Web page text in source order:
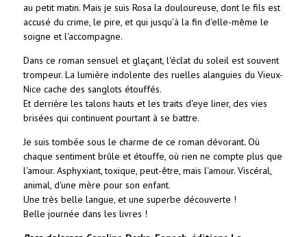
au petit matin. Mais je suis Rosa la douloureuse, dont le fils est
accusé du crime, le pire, et qui jusqu'à la fin d'elle-même le
soigne et l'accompagne.
Dans ce roman sensuel et glaçant, l'éclat du soleil est souvent
trompeur. La lumière indolente des ruelles alanguies du Vieux-
Nice cache des sanglots étouffés.
Et derrière les talons hauts et les traits d'eye liner, des vies
brisées qui continuent pourtant à se battre.
Je suis tombée sous le charme de ce roman dévorant. Où
chaque sentiment brûle et étouffe, où rien ne compte plus que
l'amour. Asphyxiant, toxique, peut-être, mais l'amour. Viscéral,
animal, d'une mère pour son enfant.
Une très belle langue, et une superbe découverte !
Belle journée dans les livres !